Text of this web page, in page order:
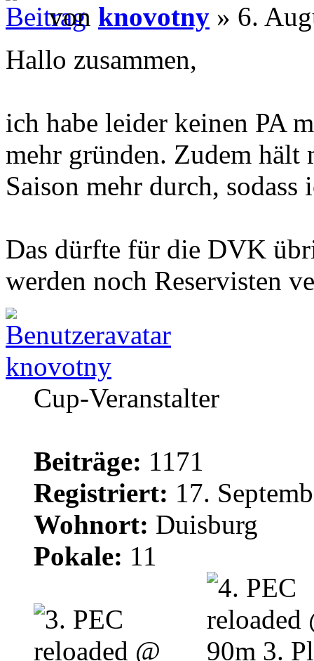
von knovotny » 6.
Hallo zusammen,
ich habe leider keinen PA
mehr gründen. Zudem hält
Saison mehr durch, sodass
Das dürfte für die DVK
werden noch Reservisten
knovotny
Cup-Veranstalter
Beiträge: 1171
Registriert: 17.
Wohnort: Duisburg
Pokale: 11